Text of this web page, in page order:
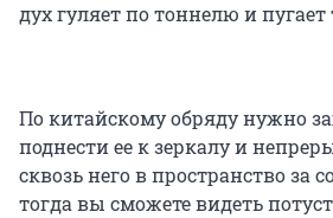
дух гуляет по тоннелю и пугает
По китайскому обряду нужно
поднести ее к зеркалу и
сквозь него в пространство за
тогда вы сможете видеть